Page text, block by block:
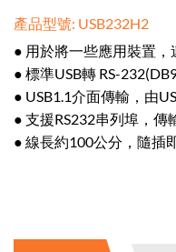
產品型號: USB232H2
● 用於將一些應用裝置
● 標準USB轉 RS-
● USB1.1介面傳輸，由
● 支援RS232串列埠，傳
● 線長約100公分，隨插